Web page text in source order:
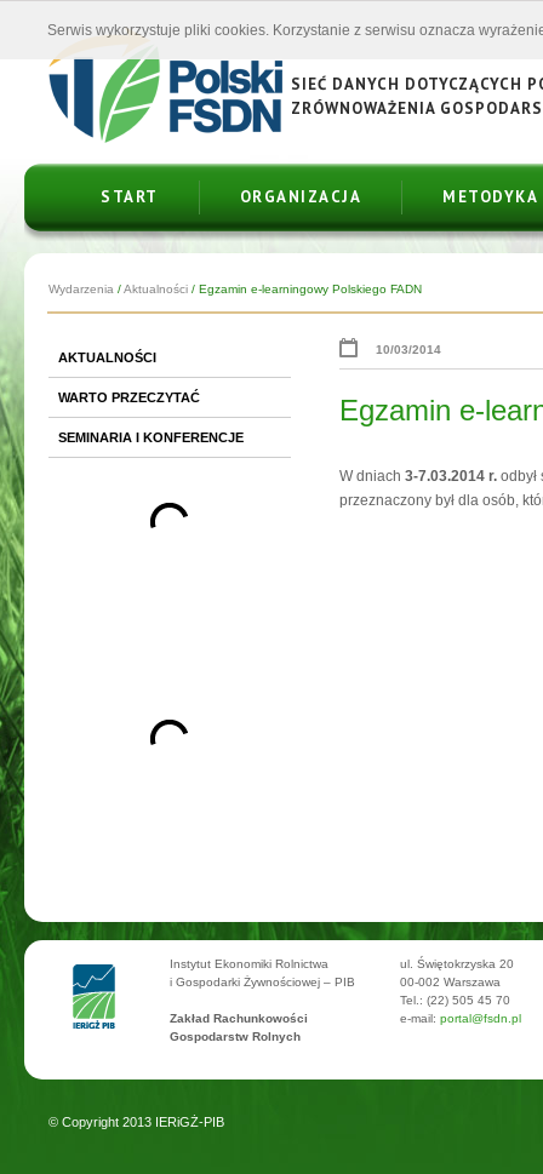
SIEĆ DANYCH DOTYCZĄCYCH
ZRÓWNOWAŻENIA
START ORGANIZACJA METODYKA
Wydarzenia /Aktualności / Egzamin e-learningowy Polskiego FADN
AKTUALNOŚCI
WARTO PRZECZYTAĆ
SEMINARIA I KONFERENCJE
10/03/2014
Egzamin e-
W dniach 3-7.03.2014 r.
przeznaczony był dla osób,
Instytut Ekonomiki Rolnictwa
i Gospodarki Żywnościowej – PIB
Zakład Rachunkowości
Gospodarstw Rolnych
ul. Świętokrzyska 20
00-002 Warszawa
Tel.: (22) 505 45 70
e-mail: portal@fsdn.pl
© Copyright 2013 IERiGŻ-PIB
Serwis wykorzystuje pliki cookies. Korzystanie z serwisu oznacza